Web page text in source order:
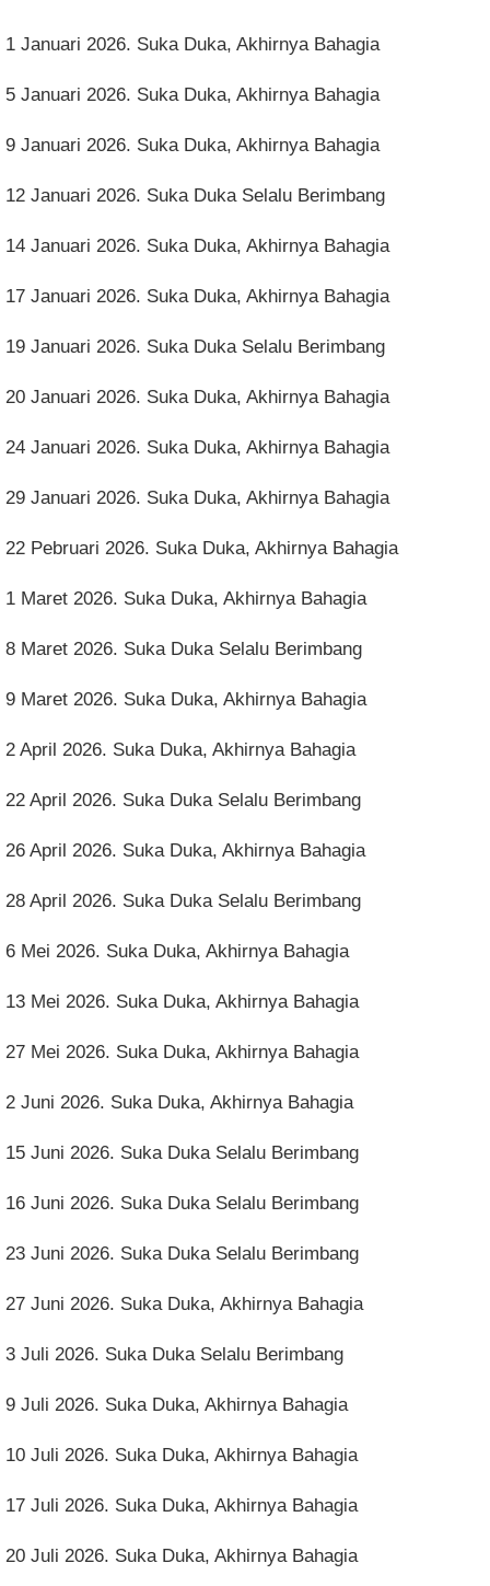
1 Januari 2026. Suka Duka, Akhirnya Bahagia
5 Januari 2026. Suka Duka, Akhirnya Bahagia
9 Januari 2026. Suka Duka, Akhirnya Bahagia
12 Januari 2026. Suka Duka Selalu Berimbang
14 Januari 2026. Suka Duka, Akhirnya Bahagia
17 Januari 2026. Suka Duka, Akhirnya Bahagia
19 Januari 2026. Suka Duka Selalu Berimbang
20 Januari 2026. Suka Duka, Akhirnya Bahagia
24 Januari 2026. Suka Duka, Akhirnya Bahagia
29 Januari 2026. Suka Duka, Akhirnya Bahagia
22 Pebruari 2026. Suka Duka, Akhirnya Bahagia
1 Maret 2026. Suka Duka, Akhirnya Bahagia
8 Maret 2026. Suka Duka Selalu Berimbang
9 Maret 2026. Suka Duka, Akhirnya Bahagia
2 April 2026. Suka Duka, Akhirnya Bahagia
22 April 2026. Suka Duka Selalu Berimbang
26 April 2026. Suka Duka, Akhirnya Bahagia
28 April 2026. Suka Duka Selalu Berimbang
6 Mei 2026. Suka Duka, Akhirnya Bahagia
13 Mei 2026. Suka Duka, Akhirnya Bahagia
27 Mei 2026. Suka Duka, Akhirnya Bahagia
2 Juni 2026. Suka Duka, Akhirnya Bahagia
15 Juni 2026. Suka Duka Selalu Berimbang
16 Juni 2026. Suka Duka Selalu Berimbang
23 Juni 2026. Suka Duka Selalu Berimbang
27 Juni 2026. Suka Duka, Akhirnya Bahagia
3 Juli 2026. Suka Duka Selalu Berimbang
9 Juli 2026. Suka Duka, Akhirnya Bahagia
10 Juli 2026. Suka Duka, Akhirnya Bahagia
17 Juli 2026. Suka Duka, Akhirnya Bahagia
20 Juli 2026. Suka Duka, Akhirnya Bahagia